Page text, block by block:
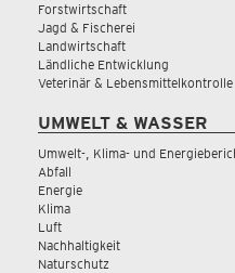
Forstwirtschaft
Jagd & Fischerei
Landwirtschaft
Ländliche Entwicklung
Veterinär & Lebensmittelkontrolle
UMWELT & WASSER
Umwelt-, Klima- und
Abfall
Energie
Klima
Luft
Nachhaltigkeit
Naturschutz